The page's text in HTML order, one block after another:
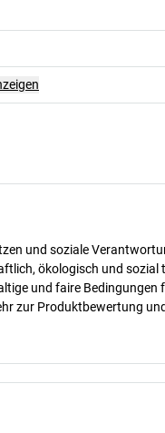
und soziale
ökologisch und sozial
und faire
zur Produktbewertung